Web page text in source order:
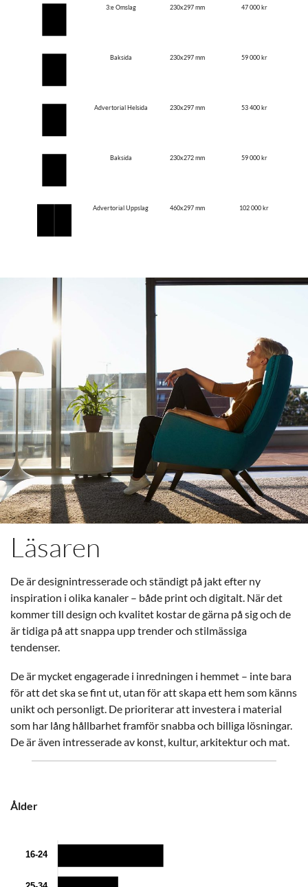
3:e Omslag 230x297 mm 47 000 kr
Baksida 230x297 mm 59 000 kr
Advertorial Helsida 230x297 mm 53 400 kr
Baksida 230x272 mm 59 000 kr
Advertorial Uppslag 460x297 mm 102 000 kr
Läsaren
De är designintresserade och ständigt på jakt efter ny
inspiration i olika kanaler – både print och digitalt. När det
kommer till design och kvalitet kostar de gärna på sig och de
är tidiga på att snappa upp trender och stilmässiga
tendenser.
De är mycket engagerade i inredningen i hemmet – inte bara
för att det ska se fint ut, utan för att skapa ett hem som känns
unikt och personligt. De prioriterar att investera i material
som har lång hållbarhet framför snabba och billiga lösningar.
De är även intresserade av konst, kultur, arkitektur och mat.
Ålder
16-24